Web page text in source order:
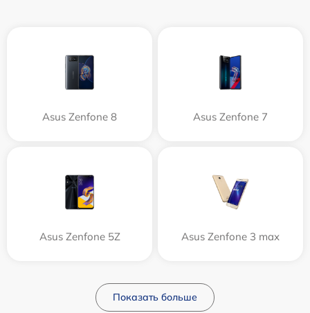
Asus Zenfone 8 Asus Zenfone 7
Asus Zenfone 5Z Asus Zenfone 3 max
Показать больше